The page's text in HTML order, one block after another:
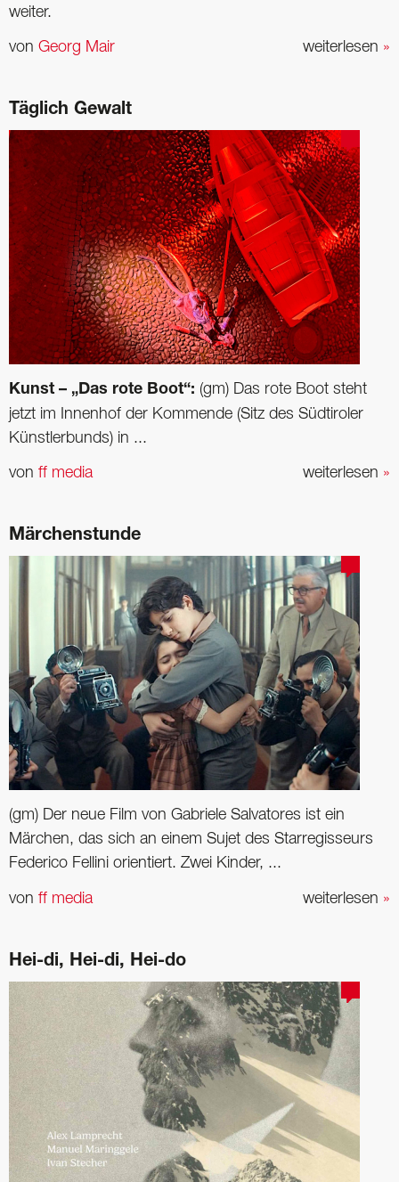
weiter.
weiterlesen »
von Georg Mair
Täglich Gewalt
Kunst – „Das rote Boot“: (gm) Das rote Boot steht
jetzt im Innenhof der Kommende (Sitz des Südtiroler
Künstlerbunds) in ...
weiterlesen »
von ff media
Märchenstunde
(gm) Der neue Film von Gabriele Salvatores ist ein
Märchen, das sich an einem Sujet des Starregisseurs
Federico Fellini orientiert. Zwei Kinder, ...
weiterlesen »
von ff media
Hei-di, Hei-di, Hei-do